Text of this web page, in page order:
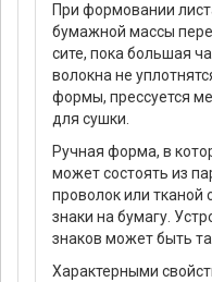
При формовании
бумажной массы
сите, пока большая
волокна не
формы, прессуется
для сушки.
Ручная форма, в
может состоять из
проволок или тканой
знаки на бумагу.
знаков может быть
Характерными